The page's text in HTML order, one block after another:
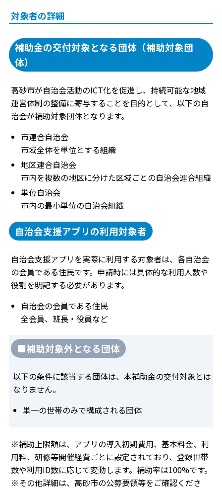
対象者の詳細
補助金の交付対象となる団体（補助対象団
体）
高砂市が自治会活動のICT化を促進し、持続可能な地域
運営体制の整備に寄与することを目的として、以下の自
治会が補助対象団体となります。
市連合自治会
市域全体を単位とする組織
地区連合自治会
市内を複数の地区に分けた区域ごとの自治会連合組織
単位自治会
市内の最小単位の自治会組織
自治会支援アプリの利用対象者
自治会支援アプリを実際に利用する対象者は、各自治会
の会員である住民です。申請時には具体的な利用人数や
役割を明記する必要があります。
自治会の会員である住民
全会員、班長・役員など
■補助対象外となる団体
以下の条件に該当する団体は、本補助金の交付対象とは
なりません。
単一の世帯のみで構成される団体
※補助上限額は、アプリの導入初期費用、基本料金、利
用料、研修等開催経費ごとに設定されており、登録世帯
数や利用ID数に応じて変動します。補助率は100%です。
※その他詳細は、高砂市の公募要領等をご確認くださ